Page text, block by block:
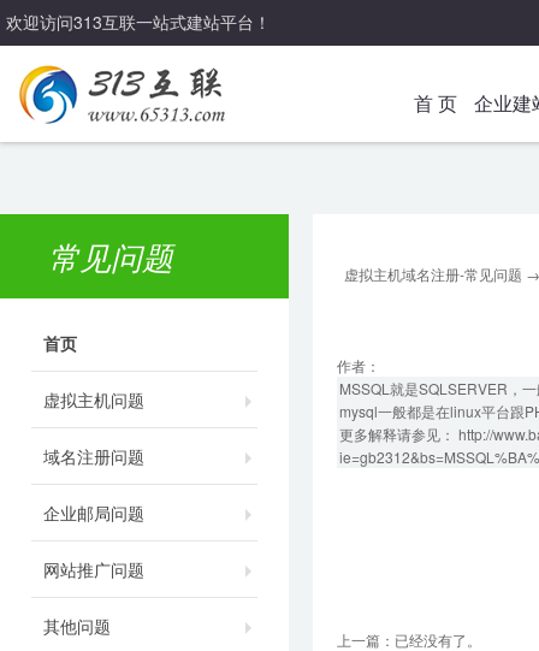
欢迎访问313互联一站式建站平台！
首 页 企业建
常见问题
首页
虚拟主机问题
域名注册问题
企业邮局问题
网站推广问题
其他问题
虚拟主机域名注册-常见问题
作者：
MSSQL就是SQLSERVER，
mysql一般都是在linux平台跟
更多解释请参见： http://
上一篇：已经没有了。